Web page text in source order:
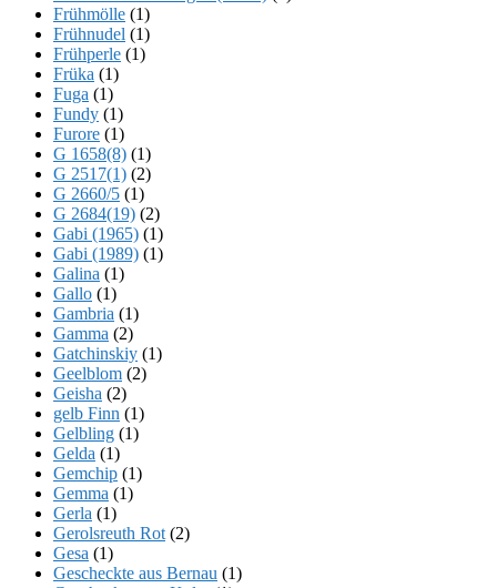
Frühmölle (1)
Frühnudel (1)
Frühperle (1)
Früka (1)
Fuga (1)
Fundy (1)
Furore (1)
G 1658(8) (1)
G 2517(1) (2)
G 2660/5 (1)
G 2684(19) (2)
Gabi (1965) (1)
Gabi (1989) (1)
Galina (1)
Gallo (1)
Gambria (1)
Gamma (2)
Gatchinskiy (1)
Geelblom (2)
Geisha (2)
gelb Finn (1)
Gelbling (1)
Gelda (1)
Gemchip (1)
Gemma (1)
Gerla (1)
Gerolsreuth Rot (2)
Gesa (1)
Gescheckte aus Bernau (1)